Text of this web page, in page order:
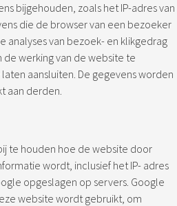
bijgehouden, zoals het IP-adres van
die de browser van een bezoeker
analyses van bezoek- en klikgedrag
de werking van de website te
aansluiten. De gegevens worden
aan derden.
te houden hoe de website door
wordt, inclusief het IP- adres
opgeslagen op servers. Google
website wordt gebruikt, om